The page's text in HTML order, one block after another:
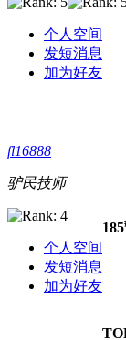
个人空间
发短消息
加为好友
fl16888
驴民技师
个人空间
发短消息
加为好友
185